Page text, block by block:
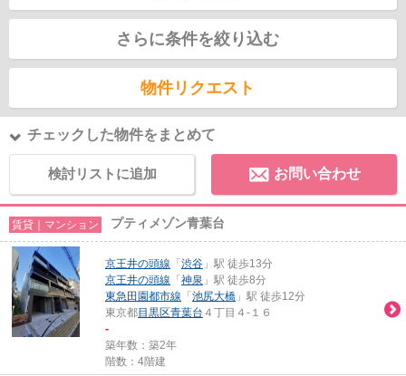
さらに条件を絞り込む
物件リクエスト
チェックした物件をまとめて
検討リストに追加 お問い合わせ
賃貸｜マンション プティメゾン青葉台
京王井の頭線 「 渋谷 」駅 徒歩13分
京王井の頭線 「 神泉 」駅 徒歩8分
東急田園都市線 「 池尻大橋 」駅 徒歩12分
東京都目黒区青葉台 ４丁目４-１６
-
築年数：築2年
階数：4階建